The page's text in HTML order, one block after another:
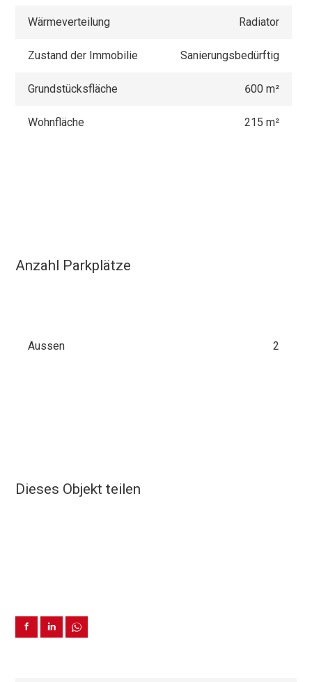
Wärmeverteilung Radiator
Zustand der Immobilie Sanierungsbedürftig
Grundstücksfläche 600 m²
Wohnfläche 215 m²
Anzahl Parkplätze
Aussen 2
Dieses Objekt teilen